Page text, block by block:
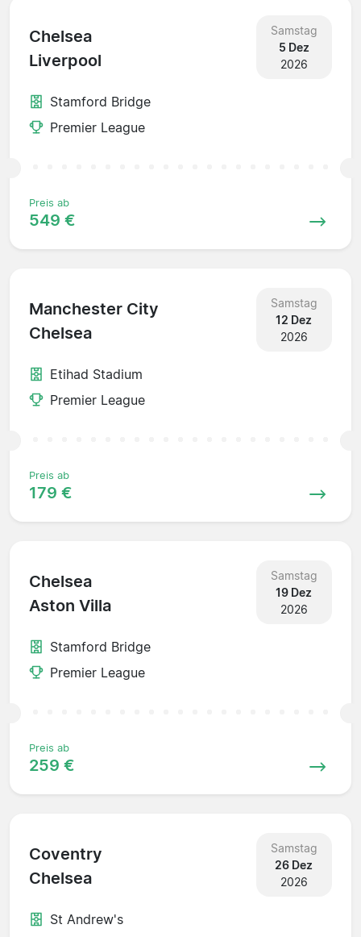
Chelsea
Liverpool
Samstag
5 Dez
2026
Stamford Bridge
Premier League
Preis ab
549 €
Manchester City
Chelsea
Samstag
12 Dez
2026
Etihad Stadium
Premier League
Preis ab
179 €
Chelsea
Aston Villa
Samstag
19 Dez
2026
Stamford Bridge
Premier League
Preis ab
259 €
Coventry
Chelsea
Samstag
26 Dez
2026
St Andrew's